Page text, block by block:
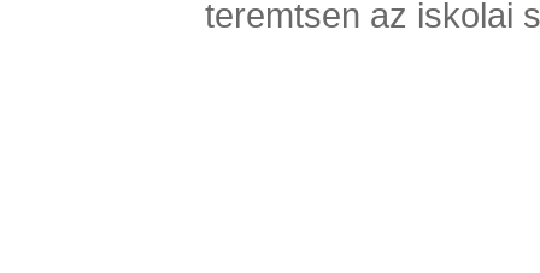
teremtsen az iskolai